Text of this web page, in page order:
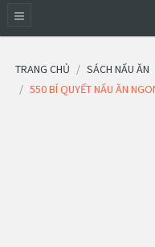
TRANG CHỦ
SÁCH NẤU ĂN
550 BÍ QUYẾT NẤU ĂN